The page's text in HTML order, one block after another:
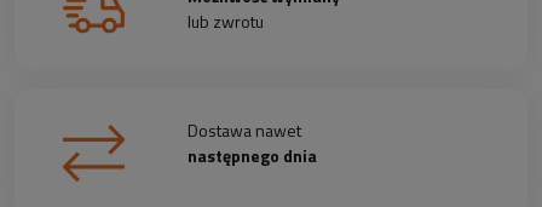
lub zwrotu
Dostawa nawet
następnego dnia